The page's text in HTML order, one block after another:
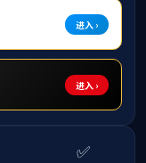
学位授权点
学位授权点
学位授权点
学位授权点